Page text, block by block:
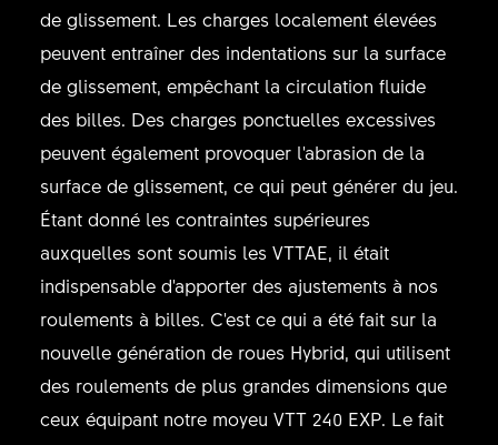
de glissement. Les charges localement élevées
peuvent entraîner des indentations sur la surface
de glissement, empêchant la circulation fluide
des billes. Des charges ponctuelles excessives
peuvent également provoquer l'abrasion de la
surface de glissement, ce qui peut générer du jeu.
Étant donné les contraintes supérieures
auxquelles sont soumis les VTTAE, il était
indispensable d'apporter des ajustements à nos
roulements à billes. C'est ce qui a été fait sur la
nouvelle génération de roues Hybrid, qui utilisent
des roulements de plus grandes dimensions que
ceux équipant notre moyeu VTT 240 EXP. Le fait